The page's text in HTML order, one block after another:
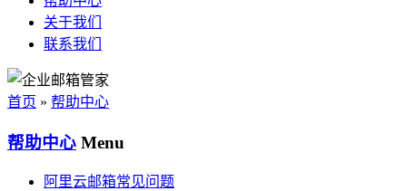
关于我们
联系我们
首页 » 帮助中心
帮助中心 Menu
阿里云邮箱常见问题